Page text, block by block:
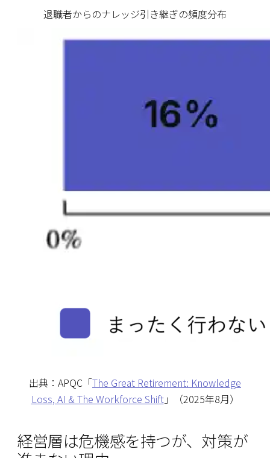
退職者からのナレッジ引き継ぎの頻度分布
出典：APQC「The Great Retirement: Knowledge
Loss, AI & The Workforce Shift」（2025年8月）
経営層は危機感を持つが、対策が